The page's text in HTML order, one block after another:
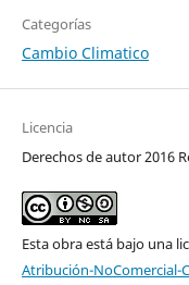
Categorías
Cambio Climatico
Licencia
Derechos de autor 2016
Esta obra está bajo una
Atribución-NoComercial-